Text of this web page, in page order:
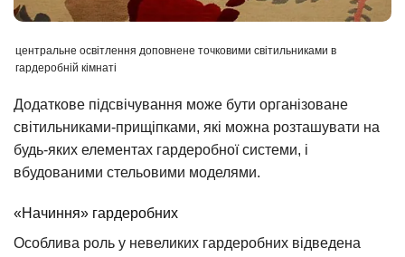
центральне освітлення доповнене точковими світильниками в
гардеробній кімнаті
Додаткове підсвічування може бути організоване
світильниками-прищіпками, які можна розташувати на
будь-яких елементах гардеробної системи, і
вбудованими стельовими моделями.
«Начиння» гардеробних
Особлива роль у невеликих гардеробних відведена